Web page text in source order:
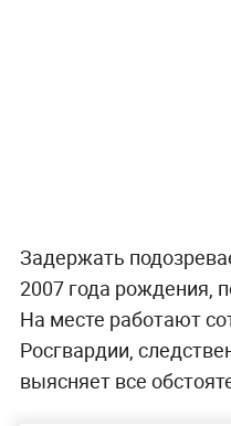
Задержать
2007 года рождения,
На месте работают
Росгвардии,
выясняет все